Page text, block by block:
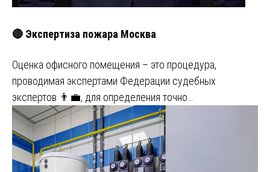
🔴 Экспертиза пожара Москва
Оценка офисного помещения – это процедура,
проводимая экспертами Федерации судебных
экспертов 👨‍💼, для определения точно…